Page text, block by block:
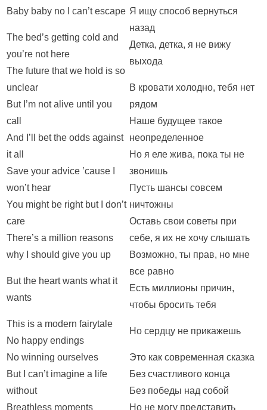
Baby baby no I can’t escape
The bed’s getting cold and
you’re not here
The future that we hold is so
unclear
But I’m not alive until you
call
And I’ll bet the odds against
it all
Save your advice ’cause I
won’t hear
You might be right but I don’t
care
There’s a million reasons
why I should give you up
But the heart wants what it
wants
This is a modern fairytale
No happy endings
No winning ourselves
But I can’t imagine a life
without
Breathless moments
Я ищу способ вернуться
назад
Детка, детка, я не вижу
выхода
В кровати холодно, тебя нет
рядом
Наше будущее такое
неопределенное
Но я еле жива, пока ты не
звонишь
Пусть шансы совсем
ничтожны
Оставь свои советы при
себе, я их не хочу слышать
Возможно, ты прав, но мне
все равно
Есть миллионы причин,
чтобы бросить тебя
Но сердцу не прикажешь
Это как современная сказка
Без счастливого конца
Без победы над собой
Но не могу представить